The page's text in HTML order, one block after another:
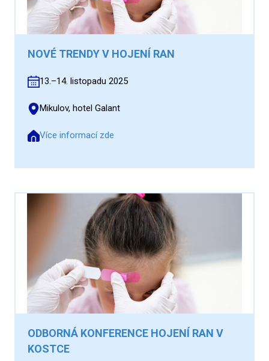
NOVÉ TRENDY V HOJENÍ RAN
13.–14. listopadu 2025
Mikulov, hotel Galant
Více informací zde
ODBORNÁ KONFERENCE HOJENÍ RAN V
KOSTCE